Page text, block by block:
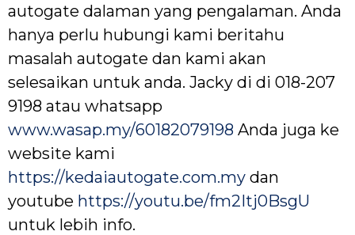
autogate dalaman yang pengalaman. Anda
hanya perlu hubungi kami beritahu
masalah autogate dan kami akan
selesaikan untuk anda. Jacky di di 018-207
9198 atau whatsapp
www.wasap.my/60182079198 Anda juga ke
website kami
https://kedaiautogate.com.my dan
youtube https://youtu.be/fm2Itj0BsgU
untuk lebih info.